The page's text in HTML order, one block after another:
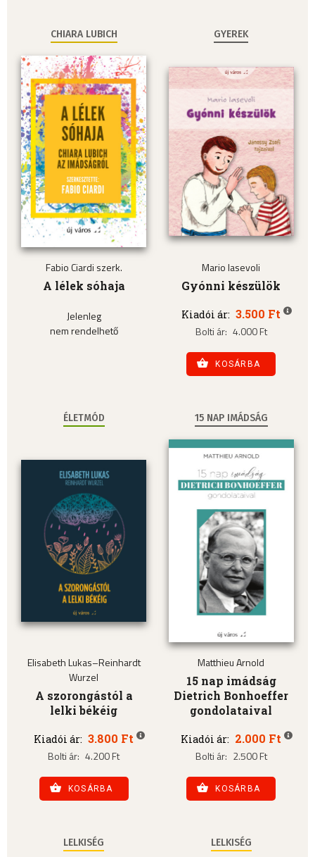
CHIARA LUBICH
Fabio Ciardi szerk.
A lélek sóhaja
Jelenleg
nem rendelhető
GYEREK
Mario Iasevoli
Gyónni készülök
Kiadói ár: 3.500 Ft
Bolti ár: 4.000 Ft
KOSÁRBA
ÉLETMÓD
Elisabeth Lukas–Reinhardt
Wurzel
A szorongástól a
lelki békéig
Kiadói ár: 3.800 Ft
Bolti ár: 4.200 Ft
KOSÁRBA
15 NAP IMÁDSÁG
Matthieu Arnold
15 nap imádság
Dietrich Bonhoeffer
gondolataival
Kiadói ár: 2.000 Ft
Bolti ár: 2.500 Ft
KOSÁRBA
LELKISÉG LELKISÉG